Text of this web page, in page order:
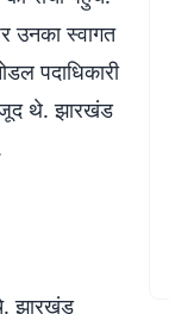
उनका स्वागत
पदाधिकारी
थे. झारखंड
झारखंड